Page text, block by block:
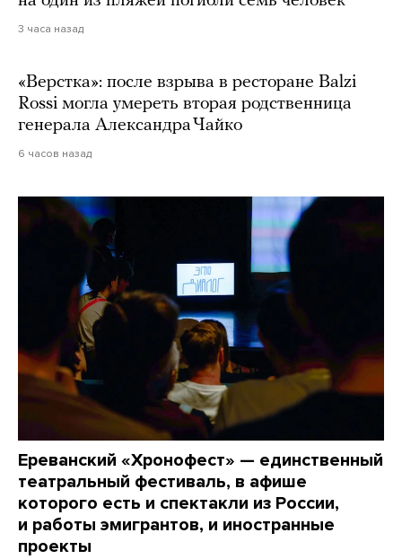
3 часа назад
«Верстка»: после взрыва в ресторане Balzi
Rossi могла умереть вторая родственница
генерала Александра Чайко
6 часов назад
Ереванский «Хронофест» — единственный
театральный фестиваль, в афише
которого есть и спектакли из России,
и работы эмигрантов, и иностранные
проекты